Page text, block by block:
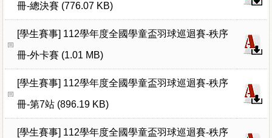
冊-總決賽 (776.07 KB)
[學生賽事] 112學年度全國學童盃羽球巡迴賽-秩序
冊-外卡賽 (1.01 MB)
[學生賽事] 112學年度全國學童盃羽球巡迴賽-秩序
冊-第7站 (896.19 KB)
[學生賽事] 112學年度全國學童盃羽球巡迴賽-秩序